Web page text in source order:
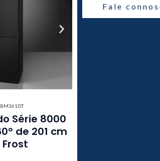
Série 8000
de 201 cm
Frost
Fale